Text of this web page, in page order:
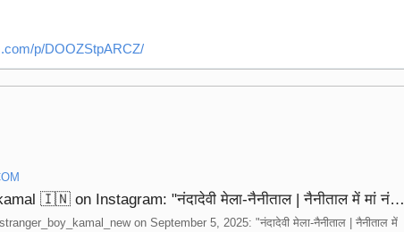
articlesp/DOOZStpARCZ/
💯Stranger_boy_kamal 🇮🇳 on Instagram: "नंदादेवी मेला-नैनीताल | नैनीताल में मां नंदा-सुनंदा महोत्सव 2025 की धूम #nandadevi #nainital #nandadevimela #nandadevi #nainadevi #jaimatadi #nainitallake #devbhoomi #Uttarakhand #strangerboykamal"
on September 5, 2025: "नंदादेवी मेला-नैनीताल | नैनीताल में